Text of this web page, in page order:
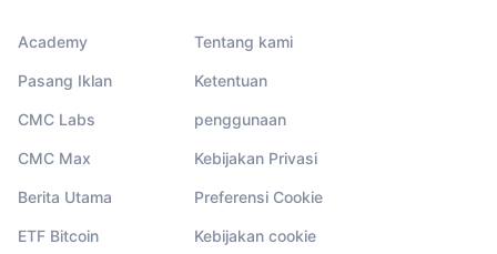
Academy
Pasang Iklan
CMC Labs
CMC Max
Berita Utama
ETF Bitcoin
Tentang kami
Ketentuan
penggunaan
Kebijakan Privasi
Preferensi Cookie
Kebijakan cookie